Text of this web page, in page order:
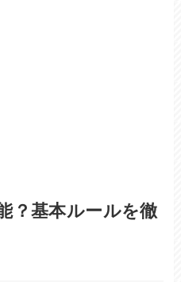
？基本ルールを徹